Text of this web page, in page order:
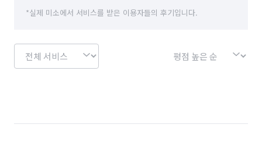
*실제 미소에서 서비스를 받은 이용자들의 후기입니다.